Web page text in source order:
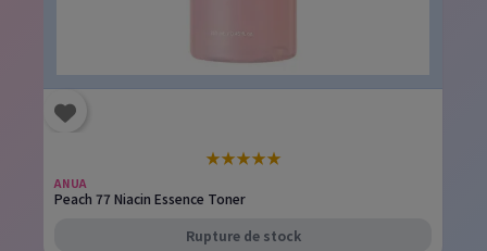
★★★★★
ANUA
Peach 77 Niacin Essence Toner
Rupture de stock